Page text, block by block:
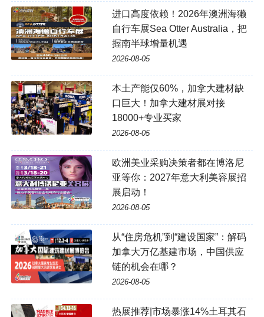
进口高度依赖！2026年澳洲海獭
自行车展Sea Otter Australia，把
握南半球增量机遇
2026-08-05
本土产能仅60%，加拿大建材缺
口巨大！加拿大建材展对接
18000+专业买家
2026-08-05
欧洲美业采购决策者都在博洛尼
亚等你：2027年意大利美容展招
展启动！
2026-08-05
从“住房危机”到“建设国家”：解码
加拿大万亿基建市场，中国供应
链的机会在哪？
2026-08-05
热展推荐|市场暴涨14%土耳其石